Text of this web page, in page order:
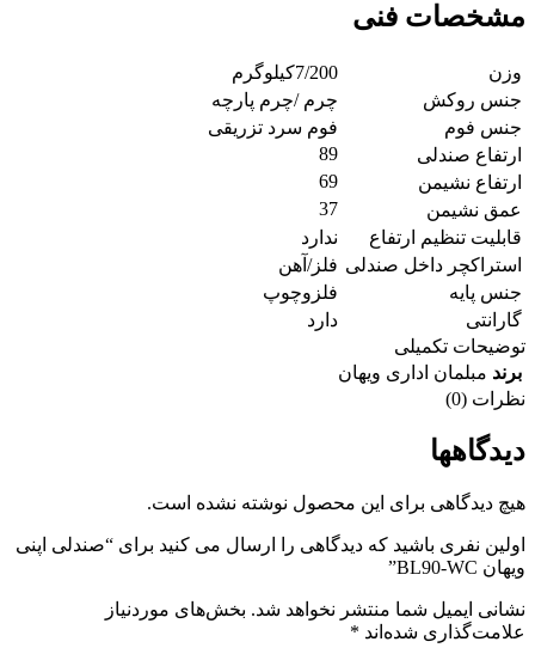
مشخصات فنی
وزن
7/200کیلوگرم
جنس روکش
چرم /چرم پارچه
جنس فوم
فوم سرد تزریقی
ارتفاع صندلی
89
ارتفاع نشیمن
69
عمق نشیمن
37
قابلیت تنظیم ارتفاع
ندارد
استراکچر داخل صندلی فلز/آهن
جنس پایه
فلزوچوپ
گارانتی
دارد
توضیحات تکمیلی
برند مبلمان اداری ویهان
نظرات (0)
دیدگاهها
هیچ دیدگاهی برای این محصول نوشته نشده است.
اولین نفری باشید که دیدگاهی را ارسال می کنید برای “صندلی اپنی
ویهان BL90-WC”
نشانی ایمیل شما منتشر نخواهد شد. بخش‌های موردنیاز
علامت‌گذاری شده‌اند *